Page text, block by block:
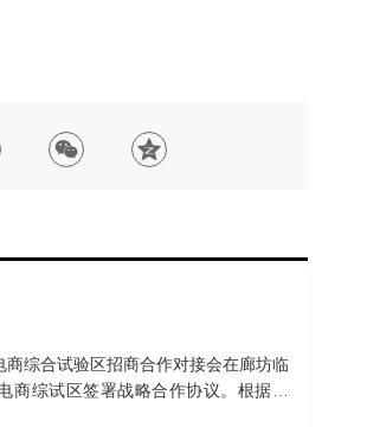
综合试验区招商合作对接会在廊坊临
综试区签署战略合作协议。根据协
点建设等方面建立长效合作机制，大